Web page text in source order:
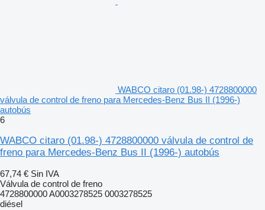
WABCO citaro (01.98-) 4728800000
válvula de control de freno para Mercedes-Benz Bus II (1996-)
autobús
6
WABCO citaro (01.98-) 4728800000 válvula de control de
freno para Mercedes-Benz Bus II (1996-) autobús
67,74 € Sin IVA
Válvula de control de freno
4728800000 A0003278525 0003278525
diésel